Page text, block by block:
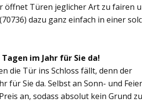
öffnet Türen jeglicher Art zu fairen
dazu ganz einfach in einer
im Jahr für Sie da!
die Tür ins Schloss fällt, denn der
für Sie da. Selbst an Sonn- und
an, sodass absolut kein Grund